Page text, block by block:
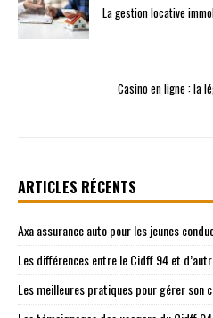
La gestion locative
Casino en ligne : la
ARTICLES RÉCENTS
Axa assurance auto pour les jeunes
Les différences entre le Cidff 94 et
Les meilleures pratiques pour gérer son